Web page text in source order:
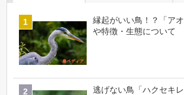
縁起がいい鳥！？「ア
や特徴・生態について
逃げない鳥「ハクセキ